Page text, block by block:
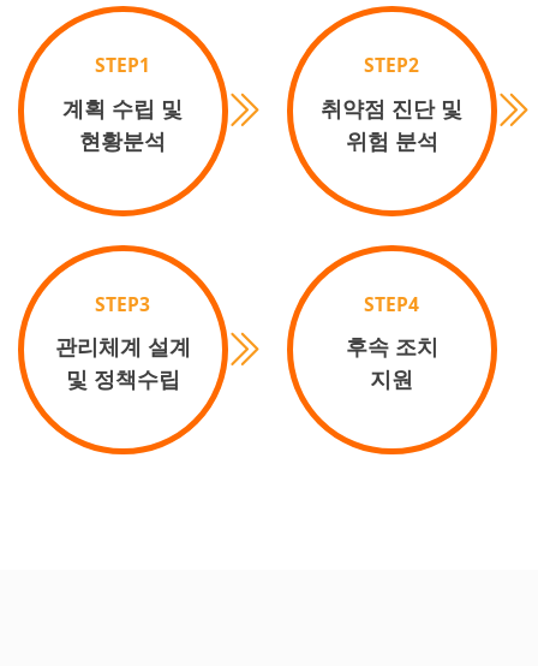
STEP1
계획 수립 및
현황분석
STEP2
취약점 진단 및
위험 분석
STEP3
관리체계 설계
및 정책수립
STEP4
후속 조치
지원